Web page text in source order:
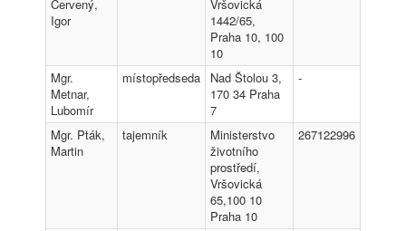
Červený,
Igor
Vršovická
1442/65,
Praha 10, 100
10
Mgr.
Metnar,
Lubomír
místopředseda
Nad Štolou 3,
170 34 Praha
7
-
Mgr. Pták,
Martin
tajemník
Ministerstvo
životního
prostředí,
Vršovická
65,100 10
Praha 10
267122996